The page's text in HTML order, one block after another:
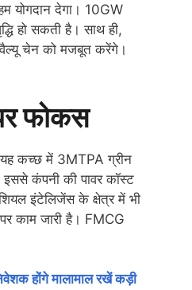
योगदान देगा। 10GW
हो सकती है। साथ ही,
चेन को मजबूत करेंगे।
फोकस
यह कच्छ में 3MTPA ग्रीन
इससे कंपनी की पावर कॉस्ट
इंटेलिजेंस के क्षेत्र में भी
काम जारी है। FMCG
होंगे मालामाल रखें कड़ी